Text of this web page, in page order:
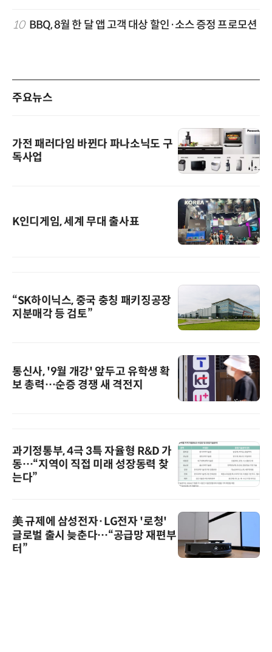
10 BBQ, 8월 한 달 앱 고객 대상 할인·소스 증정 프로모션
주요뉴스
가전 패러다임 바뀐다 파나소닉도 구
독사업
K인디게임, 세계 무대 출사표
“SK하이닉스, 중국 충칭 패키징공장
지분매각 등 검토”
통신사, '9월 개강' 앞두고 유학생 확
보 총력…순증 경쟁 새 격전지
과기정통부, 4극 3특 자율형 R&D 가
동…“지역이 직접 미래 성장동력 찾
는다”
美 규제에 삼성전자·LG전자 '로청'
글로벌 출시 늦춘다…“공급망 재편부
터”